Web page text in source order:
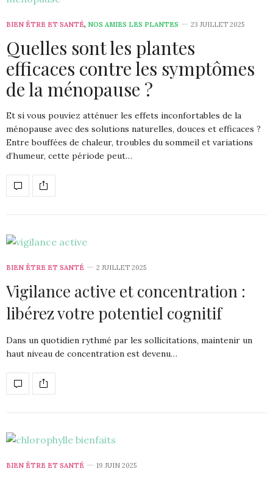
BIEN ÊTRE ET SANTÉ, NOS AMIES LES PLANTES 23 JUILLET 2025
Quelles sont les plantes
efficaces contre les symptômes
de la ménopause ?
Et si vous pouviez atténuer les effets inconfortables de la
ménopause avec des solutions naturelles, douces et efficaces ?
Entre bouffées de chaleur, troubles du sommeil et variations
d’humeur, cette période peut…
BIEN ÊTRE ET SANTÉ 2 JUILLET 2025
Vigilance active et concentration :
libérez votre potentiel cognitif
Dans un quotidien rythmé par les sollicitations, maintenir un
haut niveau de concentration est devenu…
BIEN ÊTRE ET SANTÉ 19 JUIN 2025